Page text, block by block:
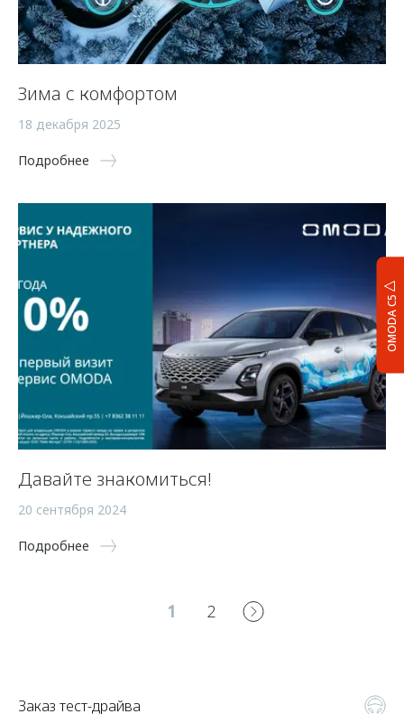
OMODA C5
Зима с комфортом
18 декабря 2025
Подробнее
Давайте знакомиться!
20 сентября 2024
Подробнее
1 2
Заказ тест-драйва